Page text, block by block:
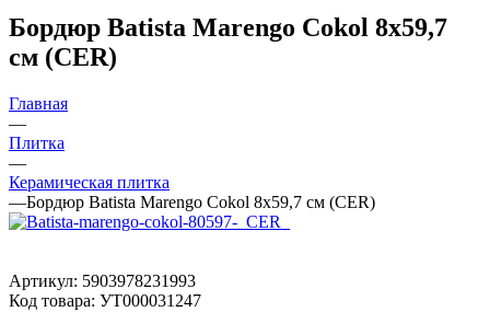
Бордюр Batista Marengo Cokol 8x59,7
см (CER)
Главная
—
Плитка
—
Керамическая плитка
—Бордюр Batista Marengo Cokol 8x59,7 см (CER)
Артикул: 5903978231993
Код товара: УТ000031247